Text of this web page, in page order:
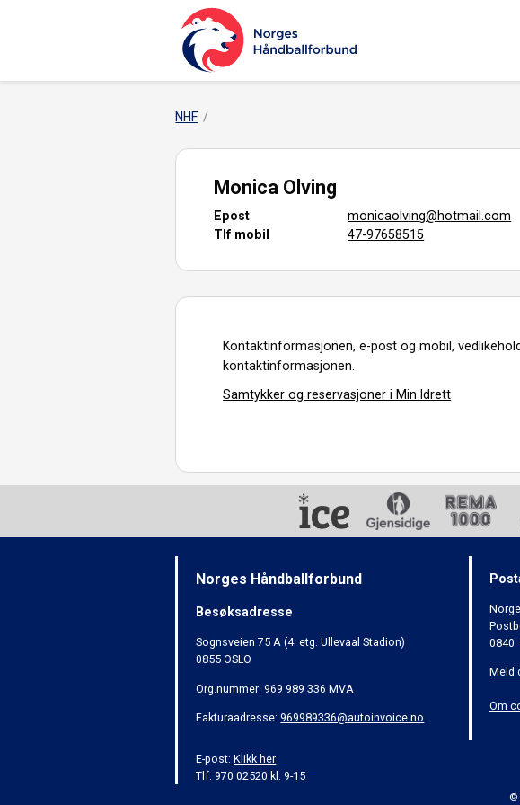
NHF
Monica Olving
Epost
monicaolving@hotmail.com
Tlf mobil
47-97658515
Kontaktinformasjonen, e-post og mobil,
kontaktinformasjonen.
Samtykker og reservasjoner i Min Idrett
Norges Håndballforbund
Besøksadresse
Sognsveien 75 A (4. etg. Ullevaal Stadion)
0855 OSLO
Org.nummer: 969 989 336 MVA
Fakturaadresse:969989336@autoinvoice.no
E-post:Klikk her
Tlf: 970 02520 kl. 9-15
0840
Meld
Om
©